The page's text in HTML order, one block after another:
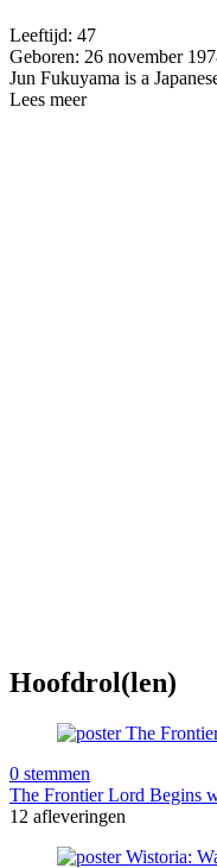
Leeftijd: 47
Geboren: 26 november
Jun Fukuyama is a
Lees meer
Hoofdrol(len)
0 stemmen
The Frontier Lord Begins
12 afleveringen